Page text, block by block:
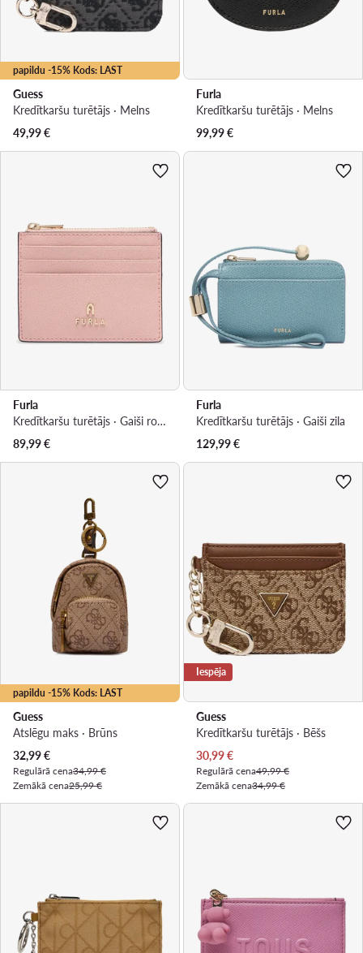
papildu -15% Kods: LAST
Guess
Kredītkaršu turētājs · Melns
49,99€
Furla
Kredītkaršu turētājs · Melns
99,99€
Furla
Kredītkaršu turētājs · Gaiši rozā
89,99€
Furla
Kredītkaršu turētājs · Gaiši zila
129,99€
papildu -15% Kods: LAST
Guess
Atslēgu maks · Brūns
Pašreizējā cena
32,99€
Regulārā cena34,99 €
Zemākā cena25,99 €
Iespēja
Guess
Kredītkaršu turētājs · Bēšs
Pašreizējā cena
30,99€
Regulārā cena49,99 €
Zemākā cena34,99 €